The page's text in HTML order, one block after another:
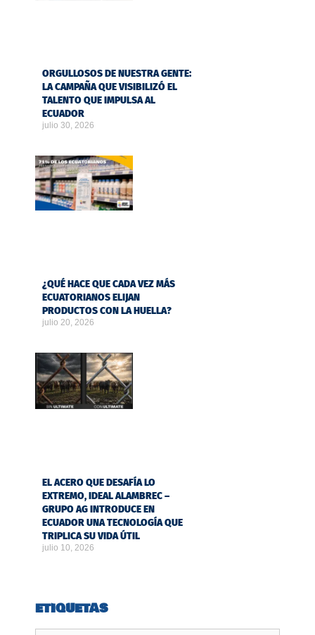
ORGULLOSOS DE NUESTRA GENTE:
LA CAMPAÑA QUE VISIBILIZÓ EL
TALENTO QUE IMPULSA AL
ECUADOR
julio 30, 2026
¿QUÉ HACE QUE CADA VEZ MÁS
ECUATORIANOS ELIJAN
PRODUCTOS CON LA HUELLA?
julio 20, 2026
EL ACERO QUE DESAFÍA LO
EXTREMO, IDEAL ALAMBREC –
GRUPO AG INTRODUCE EN
ECUADOR UNA TECNOLOGÍA QUE
TRIPLICA SU VIDA ÚTIL
julio 10, 2026
ETIQUETAS